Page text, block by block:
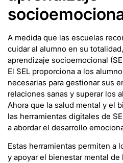
A medida que las escuelas
cuidar al alumno en su
aprendizaje socioemocional
El SEL proporciona a los
necesarias para gestionar sus
relaciones sanas y superar los
Ahora que la salud mental y el
las herramientas digitales de
a abordar el desarrollo
Estas herramientas permiten a
y apoyar el bienestar mental